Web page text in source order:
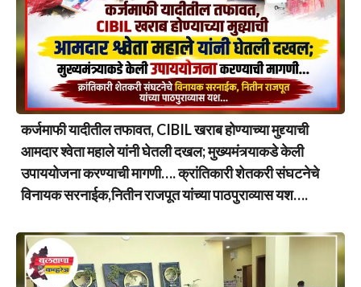
कर्जमाफी यादीतील तफावत, CIBIL खराब होण्याच्या मुद्द्याची
आमदार श्वेता महाले यांनी घेतली दखल; मुख्यमंत्र्याकडे केली
उपाययोजना करण्याची मागणी…. क्रांतिकारी शेतकरी संघटनेचे
विनायक सरनाईक,नितीन राजपूत यांच्या पाठपुराव्यास यश….